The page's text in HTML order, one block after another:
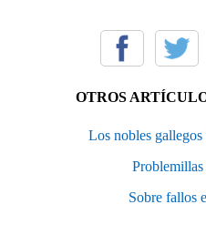
OTROS
Los nobles
Sobre fallos